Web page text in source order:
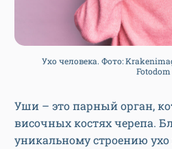
Ухо человека. Фото:
Fotodom
Уши – это парный орган,
височных костях черепа.
уникальному строению